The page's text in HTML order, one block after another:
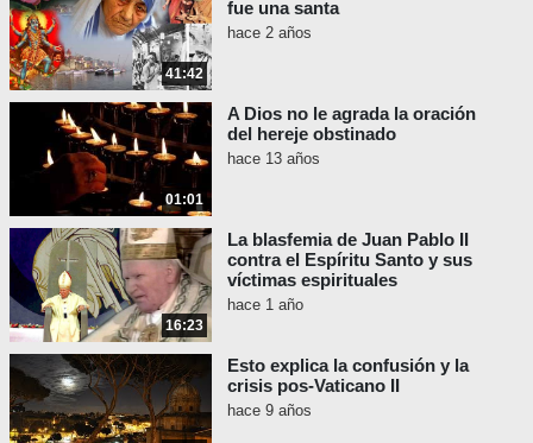
41:42
fue una santa
hace 2 años
01:01
A Dios no le agrada la oración
del hereje obstinado
hace 13 años
16:23
La blasfemia de Juan Pablo II
contra el Espíritu Santo y sus
víctimas espirituales
hace 1 año
Esto explica la confusión y la
crisis pos-Vaticano II
hace 9 años